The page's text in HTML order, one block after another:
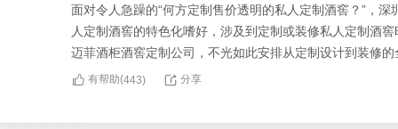
面对令人急躁的“何方定制售价透明的私人定制酒窖？”，
人定制酒窖的特色化嗜好，涉及到定制或装修私人定制酒
迈菲酒柜酒窖定制公司，不光如此安排从定制设计到装修
有帮助(443) 分享